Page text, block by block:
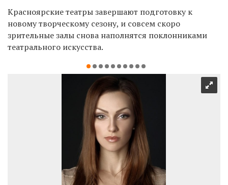
Красноярские театры завершают подготовку к
новому творческому сезону, и совсем скоро
зрительные залы снова наполнятся поклонниками
театрального искусства.